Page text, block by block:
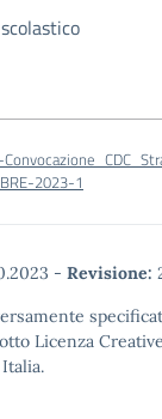
2023-1
- Revisione:
Licenza